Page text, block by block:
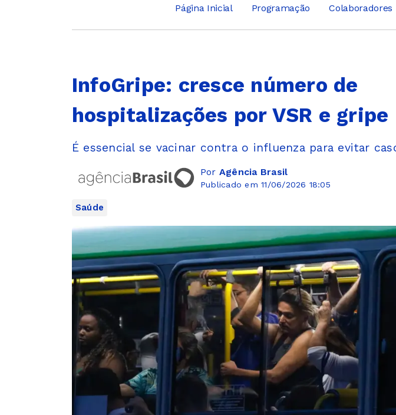
Página Inicial Programação Colaboradores
InfoGripe: cresce número de
hospitalizações por VSR e gripe
É essencial se vacinar contra o influenza para evitar
Por Agência Brasil
Publicado em 11/06/2026 18:05
Saúde